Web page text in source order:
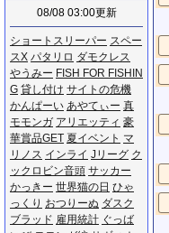
08/08 03:00更新
シ​ョ​ー​ト​ス​リ​ー​パ​ー ス​ペ​ー​
ス​X パ​タ​リ​ロ ダ​モ​ク​レ​ス
や​う​み​ー F​I​S​H​ ​F​O​R​ ​F​I​S​H​I​N​
G 貸​し​付​け サ​イ​ト​の​危​機
か​ん​ぱ​ー​い あ​や​て​ぃ​ー 真​
モ​モ​ン​ガ ア​リ​エ​ッ​テ​ィ 豪​
華​賞​品​G​E​T 夏​イ​ベ​ン​ト マ​
リ​ノ​ス イ​ン​ラ​イ J​リ​ー​グ ク​
ッ​ク​ロ​ビ​ン​音​頭 サ​ッ​カ​ー
か​っ​き​ー 世​界​猫​の​日 ひ​ゃ​
っ​く​り お​つ​り​ー​ぬ ダ​ス​ク​
ブ​ラ​ッ​ド 雇​用​統​計 ぐ​っ​ば​